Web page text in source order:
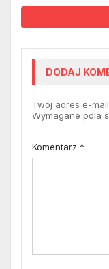
DODAJ
Twój adres e-
Wymagane pola
Komentarz *